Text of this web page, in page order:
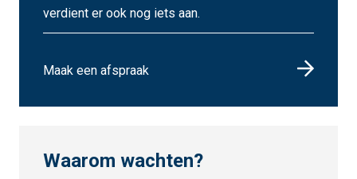
verdient er ook nog iets aan.
Maak een afspraak
Waarom wachten?